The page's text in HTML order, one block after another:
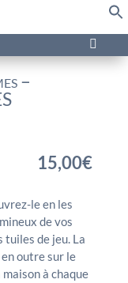

–
15,00€
le en les
de vos
de jeu. La
outre sur le
à chaque